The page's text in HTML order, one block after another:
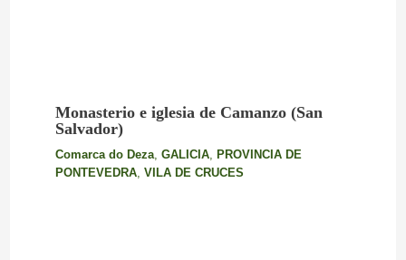
Monasterio e iglesia de Camanzo (San
Salvador)
Comarca do Deza, GALICIA,
PROVINCIA DE
PONTEVEDRA, VILA DE CRUCES